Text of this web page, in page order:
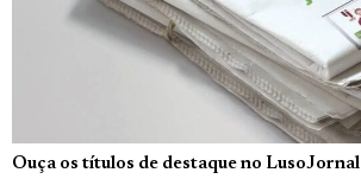
Ouça os títulos de destaque no LusoJornal